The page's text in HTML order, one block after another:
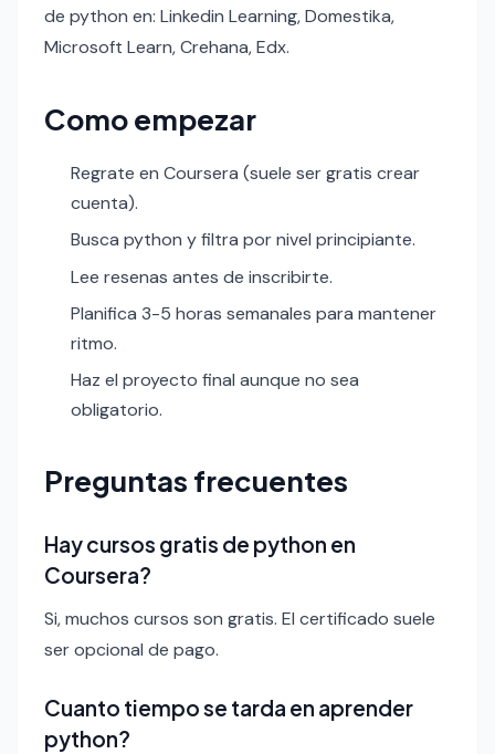
de python en: Linkedin Learning, Domestika,
Microsoft Learn, Crehana, Edx.
Como empezar
Regrate en Coursera (suele ser gratis crear
cuenta).
Busca python y filtra por nivel principiante.
Lee resenas antes de inscribirte.
Planifica 3-5 horas semanales para mantener
ritmo.
Haz el proyecto final aunque no sea
obligatorio.
Preguntas frecuentes
Hay cursos gratis de python en
Coursera?
Si, muchos cursos son gratis. El certificado suele
ser opcional de pago.
Cuanto tiempo se tarda en aprender
python?